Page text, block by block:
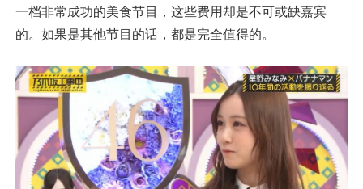
一档非常成功的美食节目，这些费用却是不可或缺嘉宾
的。如果是其他节目的话，都是完全值得的。